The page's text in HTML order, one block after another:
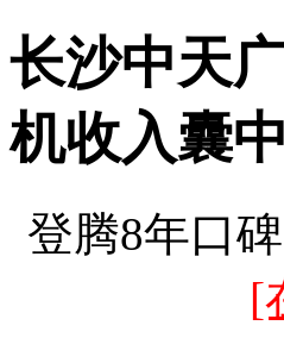
长沙中天
机收入囊中
登腾8年口
[